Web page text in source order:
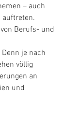
– auch
auftreten.
Berufs- und
je nach
völlig
an
und